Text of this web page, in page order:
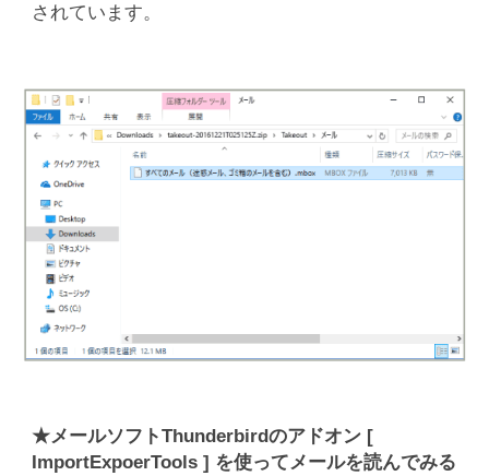
されています。
★メールソフトThunderbirdのアドオン [
ImportExpoerTools ] を使ってメールを読んでみる